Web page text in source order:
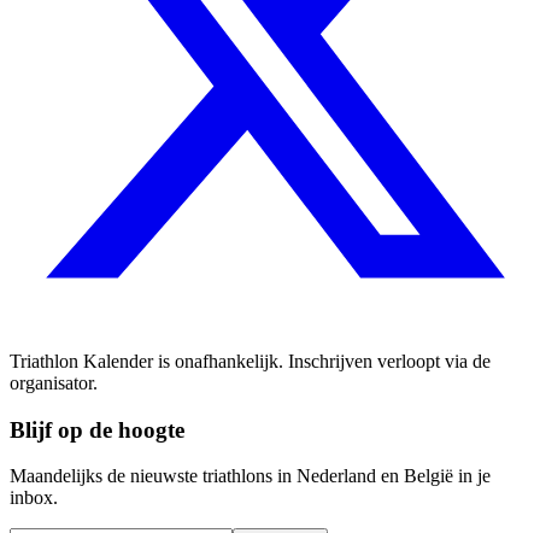
Triathlon Kalender is onafhankelijk. Inschrijven verloopt via de
organisator.
Blijf op de hoogte
Maandelijks de nieuwste triathlons in Nederland en België in je
inbox.